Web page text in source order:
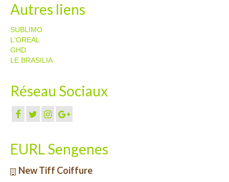
Autres liens
SUBLIMO
L'OREAL
GHD
LE BRASILIA
Réseau Sociaux
EURL Sengenes
New Tiff Coiffure